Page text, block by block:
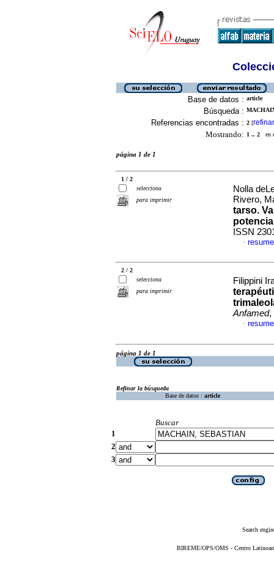
Base de datos : article
Búsqueda :
Referencias encontradas : 2 [refinar
Mostrando: 1 .. 2 en
página 1 de 1
1 / 2
selecciona
para imprimir
Nolla
Rivero,
tarso.
ISSN
·
2 / 2
selecciona
para imprimir
Filippini
Anfamed,
·
página 1 de 1
Refinar la búsqueda
Base de datos : article
Buscar
1
2
3
Search
BIREME/OPS/OMS - Centro